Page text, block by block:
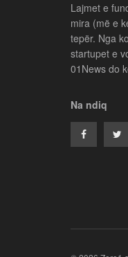
Lajmet e
mira (më e
tepër. Nga
startupet e
01News do
Na ndiq